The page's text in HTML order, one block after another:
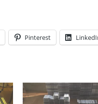
Pinterest